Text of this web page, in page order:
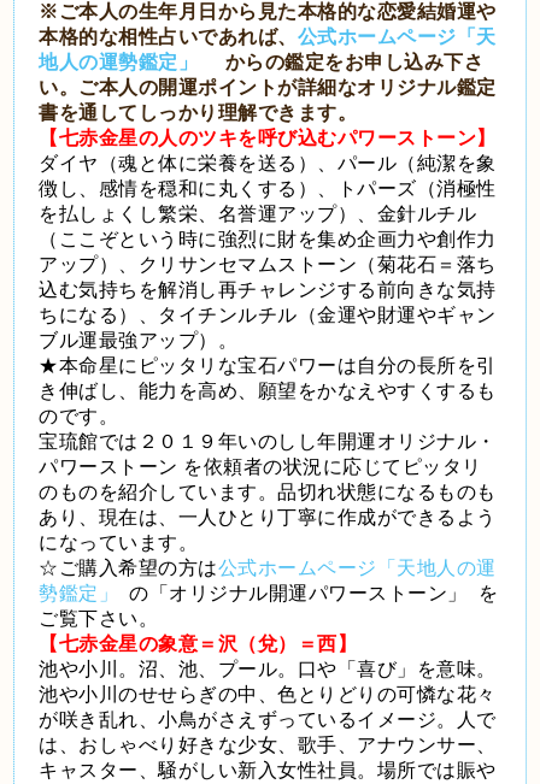
※ご本人の生年月日から見た本格的な恋愛結婚運や
本格的な相性占いであれば、 公式ホームページ「天
地人の運勢鑑定」
からの鑑定をお申し込み下さ
い。ご本人の開運ポイントが詳細なオリジナル鑑定
書を通してしっかり理解できます。
【七赤金星の人のツキを呼び込むパワーストーン】
ダイヤ（魂と体に栄養を送る）、パール（純潔を象
徴し、感情を穏和に丸くする）、トパーズ（消極性
を払しょくし繁栄、名誉運アップ）、金針ルチル
（ここぞという時に強烈に財を集め企画力や創作力
アップ）、クリサンセマムストーン（菊花石＝落ち
込む気持ちを解消し再チャレンジする前向きな気持
ちになる）、タイチンルチル（金運や財運やギャン
ブル運最強アップ）。
★本命星にピッタリな宝石パワーは自分の長所を引
き伸ばし、能力を高め、願望をかなえやすくするも
のです。
宝琉館では ２０１９年いのしし年開運オリジナル・
パワーストーン を依頼者の状況に応じてピッタリ
のものを紹介しています。品切れ状態になるものも
あり、現在は、一人ひとり丁寧に作成ができるよう
になっています。
☆ご購入希望の方は公式ホームページ「天地人の運
勢鑑定」
の 「オリジナル開運パワーストーン」
を
ご覧下さい。
【七赤金星の象意＝沢（兌）＝西】
池や小川。沼、池、プール。口や「喜び」を意味。
池や小川のせせらぎの中、色とりどりの可憐な花々
が咲き乱れ、小鳥がさえずっているイメージ。人で
は、おしゃべり好きな少女、歌手、アナウンサー、
キャスター、騒がしい新入女性社員。場所では賑や